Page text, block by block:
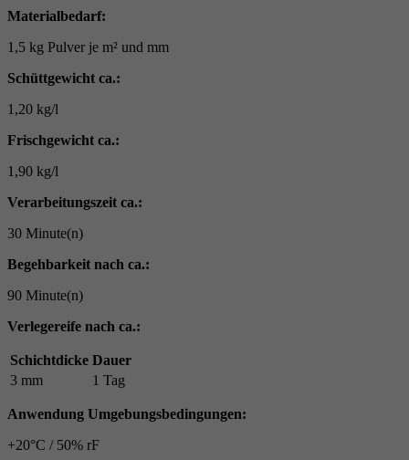
Materialbedarf:
1,5 kg Pulver je m² und mm
Schüttgewicht ca.:
1,20 kg/l
Frischgewicht ca.:
1,90 kg/l
Verarbeitungszeit ca.:
30 Minute(n)
Begehbarkeit nach ca.:
90 Minute(n)
Verlegereife nach ca.:
Schichtdicke Dauer
3 mm
1 Tag
Anwendung Umgebungsbedingungen:
+20°C / 50% rF